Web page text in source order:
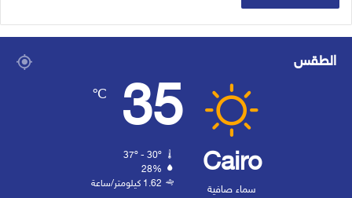
الطقس
Cairo
سماء صافية
35
℃
37º - 30º
28%
1.62 كيلومتر/ساعة